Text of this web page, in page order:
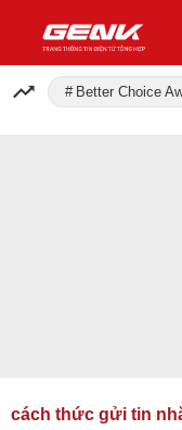
Better Choice
cách thức gửi tin